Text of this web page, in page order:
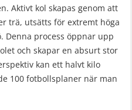
Aktivt kol skapas genom att
trä, utsätts för extremt höga
process öppnar upp
och skapar en absurt stor
kan ett halvt kilo
100 fotbollsplaner när man